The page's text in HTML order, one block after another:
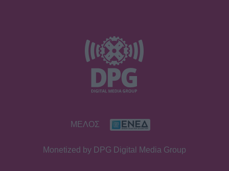
ΜΕΛΟΣ
Monetized by DPG Digital Media Group